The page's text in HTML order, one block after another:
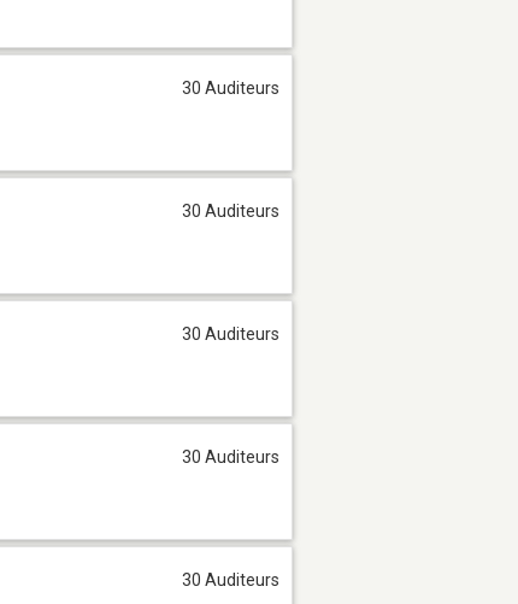
30 Auditeurs
30 Auditeurs
30 Auditeurs
30 Auditeurs
30 Auditeurs